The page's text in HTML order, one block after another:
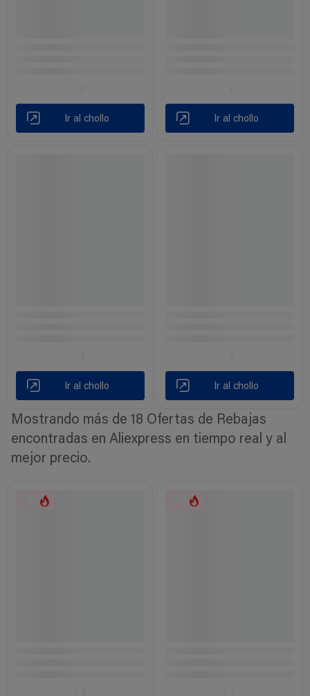
Ir al chollo Ir al chollo
Ir al chollo Ir al chollo
Mostrando más de 18 Ofertas de Rebajas
encontradas en Aliexpress en tiempo real y al
mejor precio.